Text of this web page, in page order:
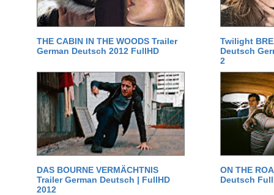
THE CABIN IN THE WOODS Trailer
German Deutsch 2012 FullHD
Twilight
Deutsch
2
DAS BOURNE VERMÄCHTNIS
Trailer German Deutsch | FullHD
2012
ON THE
Deutsch